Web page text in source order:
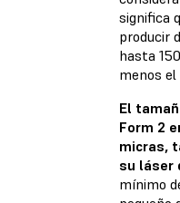
significa
producir
hasta
menos
El
Form 2
micras,
su láser
mínimo